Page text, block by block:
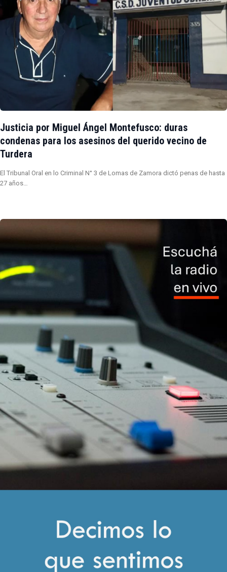
Justicia por Miguel Ángel Montefusco: duras
condenas para los asesinos del querido vecino de
Turdera
El Tribunal Oral en lo Criminal N° 3 de Lomas de Zamora dictó penas de hasta
27 años…